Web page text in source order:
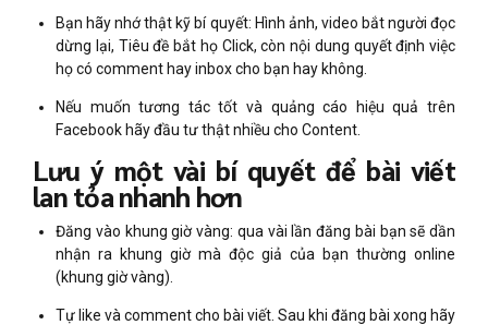
Bạn hãy nhớ thật kỹ bí quyết: Hình ảnh, video bắt người đọc
dừng lại, Tiêu đề bắt họ Click, còn nội dung quyết định việc
họ có comment hay inbox cho bạn hay không.
Nếu muốn tương tác tốt và quảng cáo hiệu quả trên
Facebook hãy đầu tư thật nhiều cho Content.
Lưu ý một vài bí quyết để bài viết
lan tỏa nhanh hơn
Đăng vào khung giờ vàng: qua vài lần đăng bài bạn sẽ dần
nhận ra khung giờ mà độc giả của bạn thường online
(khung giờ vàng).
Tự like và comment cho bài viết. Sau khi đăng bài xong hãy